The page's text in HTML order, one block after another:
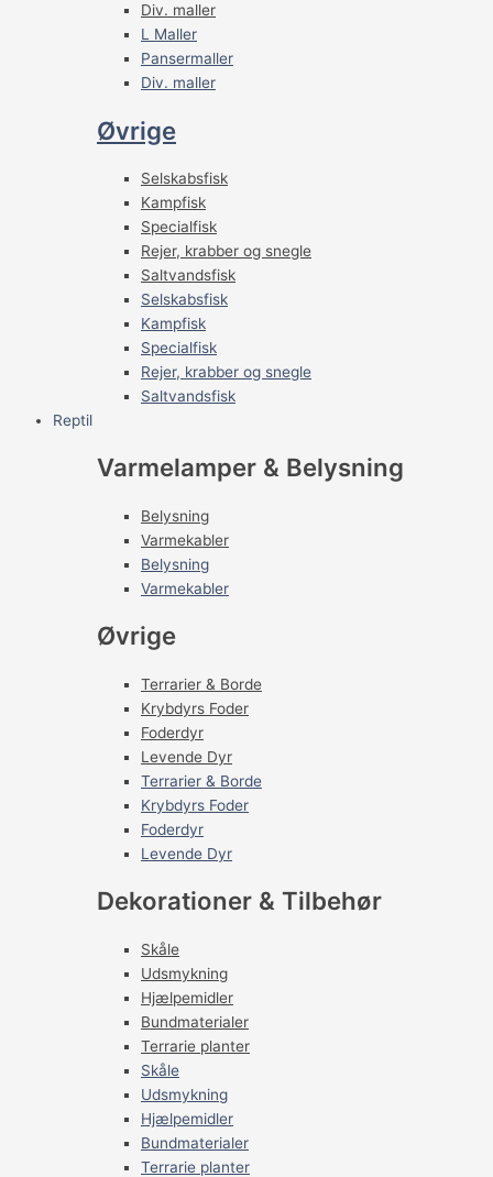
Div. maller
L Maller
Pansermaller
Div. maller
Øvrige
Selskabsfisk
Kampfisk
Specialfisk
Rejer, krabber og snegle
Saltvandsfisk
Selskabsfisk
Kampfisk
Specialfisk
Rejer, krabber og snegle
Saltvandsfisk
Reptil
Varmelamper & Belysning
Belysning
Varmekabler
Belysning
Varmekabler
Øvrige
Terrarier & Borde
Krybdyrs Foder
Foderdyr
Levende Dyr
Terrarier & Borde
Krybdyrs Foder
Foderdyr
Levende Dyr
Dekorationer & Tilbehør
Skåle
Udsmykning
Hjælpemidler
Bundmaterialer
Terrarie planter
Skåle
Udsmykning
Hjælpemidler
Bundmaterialer
Terrarie planter